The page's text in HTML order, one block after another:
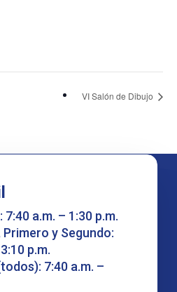
VI Salón de Dibujo
a.m. – 1:30 p.m.
y Segundo:
p.m.
7:40 a.m. –